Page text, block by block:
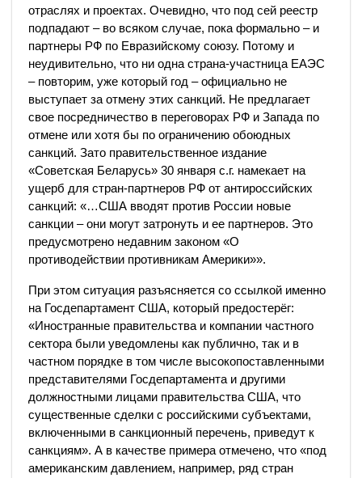
отраслях и проектах. Очевидно, что под сей реестр
подпадают – во всяком случае, пока формально – и
партнеры РФ по Евразийскому союзу. Потому и
неудивительно, что ни одна страна-участница ЕАЭС
– повторим, уже который год – официально не
выступает за отмену этих санкций. Не предлагает
свое посредничество в переговорах РФ и Запада по
отмене или хотя бы по ограничению обоюдных
санкций. Зато правительственное издание
«Советская Беларусь» 30 января с.г. намекает на
ущерб для стран-партнеров РФ от антироссийских
санкций: «…США вводят против России новые
санкции – они могут затронуть и ее партнеров. Это
предусмотрено недавним законом «О
противодействии противникам Америки»».
При этом ситуация разъясняется со ссылкой именно
на Госдепартамент США, который предостерёг:
«Иностранные правительства и компании частного
сектора были уведомлены как публично, так и в
частном порядке в том числе высокопоставленными
представителями Госдепартамента и другими
должностными лицами правительства США, что
существенные сделки с российскими субъектами,
включенными в санкционный перечень, приведут к
санкциям». А в качестве примера отмечено, что «под
американским давлением, например, ряд стран